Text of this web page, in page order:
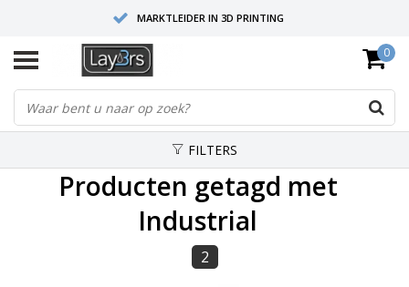
MARKTLEIDER IN 3D PRINTING
HOOGWAARDIGE SERVICE EN SUPPORT
FYSIEKE SHOWROOMS
0
FILTERS
Producten getagd met
Industrial
2